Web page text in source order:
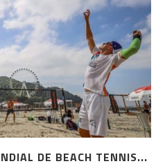
DE BEACH TENNIS...